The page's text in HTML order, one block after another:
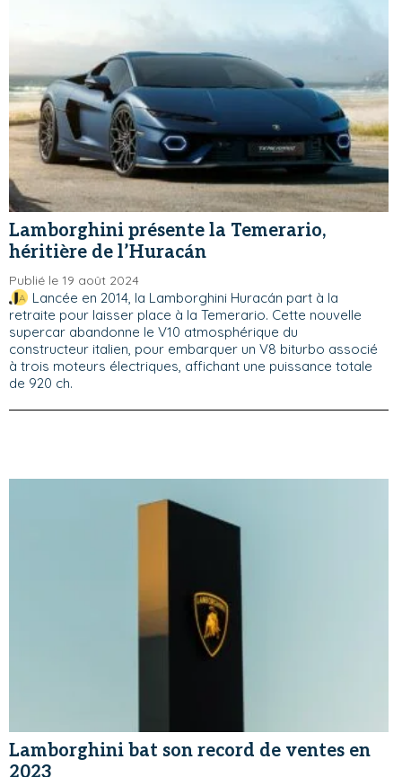
Lamborghini présente la Temerario,
héritière de l’Huracán
Publié le 19 août 2024
Lancée en 2014, la Lamborghini Huracán part à la
retraite pour laisser place à la Temerario. Cette nouvelle
supercar abandonne le V10 atmosphérique du
constructeur italien, pour embarquer un V8 biturbo associé
à trois moteurs électriques, affichant une puissance totale
de 920 ch.
Lamborghini bat son record de ventes en
2023